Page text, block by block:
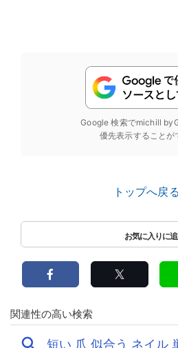
Google 検索でmichill
優先表示することが
トップへ戻る